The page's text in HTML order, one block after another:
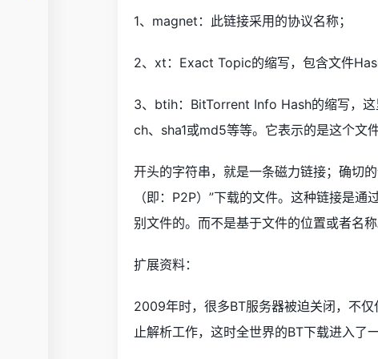
1、magnet：此链接采用的协议名称；
2、xt：Exact Topic的缩写，包含文件
3、btih：BitTorrent Info Hash的缩写，
ch、sha1或md5等等。它表示的是这个文
开头的字符串，就是一条磁力链接；确切
（即：P2P）”下载的文件。这种链接是
别文件的。而不是基于文件的位置或者名称
扩展资料：
2009年时，很多BT服务器被迫关闭，不
止解析工作，这时全世界的BT下载进入了